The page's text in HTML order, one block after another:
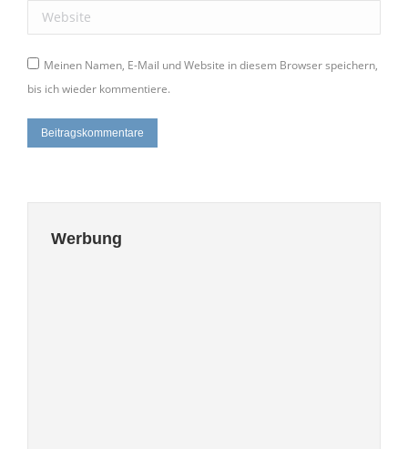
Website
Meinen Namen, E-Mail und Website in diesem Browser speichern,
bis ich wieder kommentiere.
Beitragskommentare
Werbung